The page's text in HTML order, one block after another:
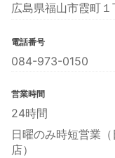
広島県福山市霞町
電話番号
084-973-0150
営業時間
24時間
日曜のみ時短営業
店）